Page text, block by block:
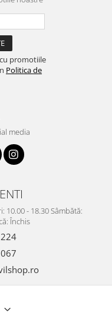
promotiile
Politica de
media
10.00 - 18.30 Sâmbătă:
Închis